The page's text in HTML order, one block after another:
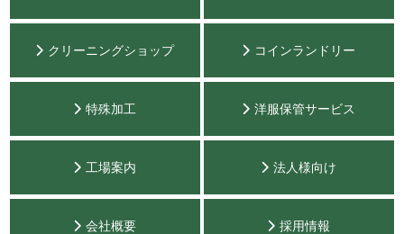
クリーニングショップ コインランドリー
特殊加工 洋服保管サービス
工場案内 法人様向け
会社概要 採用情報